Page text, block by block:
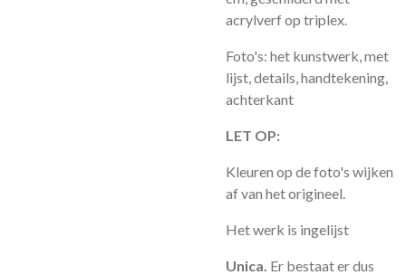
acrylverf op triplex.
Foto's: het kunstwerk, met
lijst, details, handtekening,
achterkant
LET OP:
Kleuren op de foto's wijken
af van het origineel.
Het werk is ingelijst
Unica. Er bestaat er dus